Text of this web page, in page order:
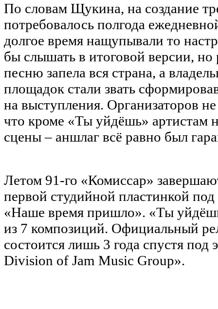
По словам Щукина, на создание
потребовалось полгода
долгое время нащупывали то
бы слышать в итоговой версии, но
песню запела вся страна, а
площадок стали звать
на выступления. Организаторов
что кроме «Ты уйдёшь» артистам
сцены – аншлаг всё равно был
Летом 91-го «Комиссар»
первой студийной пластинкой
«Наше время пришло». «Ты
из 7 композиций. Официальный
состоится лишь 3 года спустя под
Division of Jam Music Group».